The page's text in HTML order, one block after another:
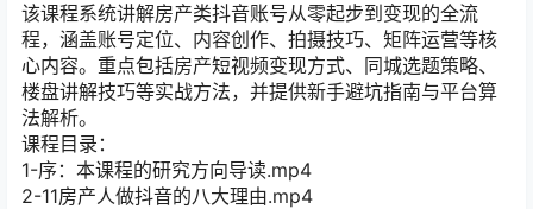
该课程系统讲解房产类抖音账号从零起步到变现的全流
程，涵盖账号定位、内容创作、拍摄技巧、矩阵运营等核
心内容。重点包括房产短视频变现方式、同城选题策略、
楼盘讲解技巧等实战方法，并提供新手避坑指南与平台算
法解析。
课程目录：
1-序：本课程的研究方向导读.mp4
2-11房产人做抖音的八大理由.mp4